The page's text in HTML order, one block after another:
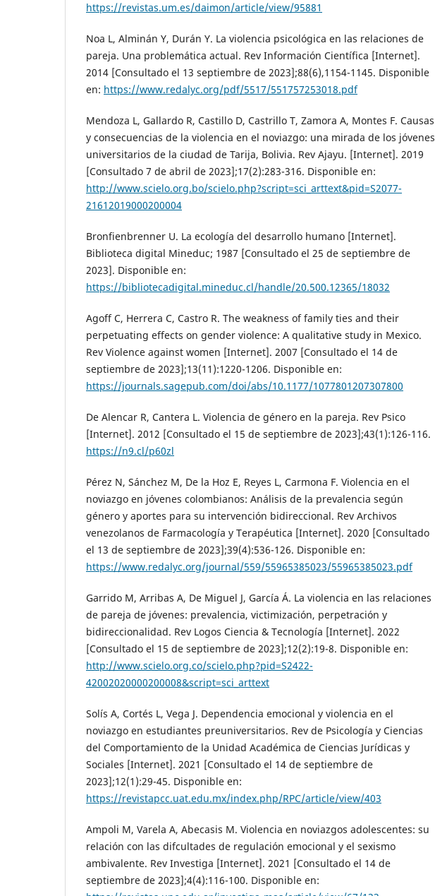
https://revistas.um.es/daimon/article/view/95881
Noa L, Alminán Y, Durán Y. La violencia psicológica en las relaciones de
pareja. Una problemática actual. Rev Información Científica [Internet].
2014 [Consultado el 13 septiembre de 2023];88(6),1154-1145. Disponible
en: https://www.redalyc.org/pdf/5517/551757253018.pdf
Mendoza L, Gallardo R, Castillo D, Castrillo T, Zamora A, Montes F. Causas
y consecuencias de la violencia en el noviazgo: una mirada de los jóvenes
universitarios de la ciudad de Tarija, Bolivia. Rev Ajayu. [Internet]. 2019
[Consultado 7 de abril de 2023];17(2):283-316. Disponible en:
http://www.scielo.org.bo/scielo.php?script=sci_arttext&pid=S2077-
21612019000200004
Bronfienbrenner U. La ecología del desarrollo humano [Internet].
Biblioteca digital Mineduc; 1987 [Consultado el 25 de septiembre de
2023]. Disponible en:
https://bibliotecadigital.mineduc.cl/handle/20.500.12365/18032
Agoff C, Herrera C, Castro R. The weakness of family ties and their
perpetuating effects on gender violence: A qualitative study in Mexico.
Rev Violence against women [Internet]. 2007 [Consultado el 14 de
septiembre de 2023];13(11):1220-1206. Disponible en:
https://journals.sagepub.com/doi/abs/10.1177/1077801207307800
De Alencar R, Cantera L. Violencia de género en la pareja. Rev Psico
[Internet]. 2012 [Consultado el 15 de septiembre de 2023];43(1):126-116.
https://n9.cl/p60zl
Pérez N, Sánchez M, De la Hoz E, Reyes L, Carmona F. Violencia en el
noviazgo en jóvenes colombianos: Análisis de la prevalencia según
género y aportes para su intervención bidireccional. Rev Archivos
venezolanos de Farmacología y Terapéutica [Internet]. 2020 [Consultado
el 13 de septiembre de 2023];39(4):536-126. Disponible en:
https://www.redalyc.org/journal/559/55965385023/55965385023.pdf
Garrido M, Arribas A, De Miguel J, García Á. La violencia en las relaciones
de pareja de jóvenes: prevalencia, victimización, perpetración y
bidireccionalidad. Rev Logos Ciencia & Tecnología [Internet]. 2022
[Consultado el 15 de septiembre de 2023];12(2):19-8. Disponible en:
http://www.scielo.org.co/scielo.php?pid=S2422-
42002020000200008&script=sci_arttext
Solís A, Cortés L, Vega J. Dependencia emocional y violencia en el
noviazgo en estudiantes preuniversitarios. Rev de Psicología y Ciencias
del Comportamiento de la Unidad Académica de Ciencias Jurídicas y
Sociales [Internet]. 2021 [Consultado el 14 de septiembre de
2023];12(1):29-45. Disponible en:
https://revistapcc.uat.edu.mx/index.php/RPC/article/view/403
Ampoli M, Varela A, Abecasis M. Violencia en noviazgos adolescentes: su
relación con las difcultades de regulación emocional y el sexismo
ambivalente. Rev Investiga [Internet]. 2021 [Consultado el 14 de
septiembre de 2023];4(4):116-100. Disponible en: